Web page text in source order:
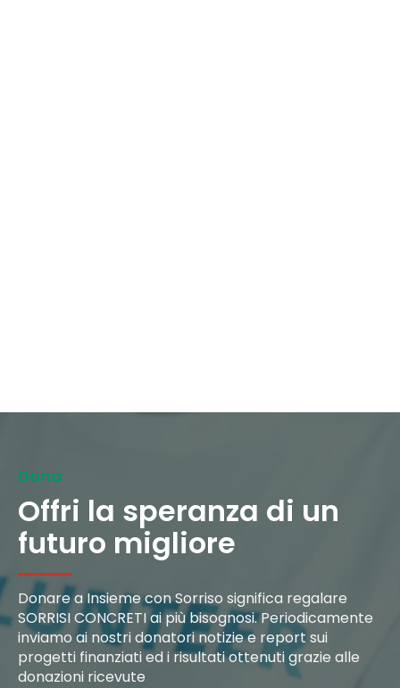
Dona
Offri la speranza di un
futuro migliore
Donare a Insieme con Sorriso significa regalare
SORRISI CONCRETI ai più bisognosi. Periodicamente
inviamo ai nostri donatori notizie e report sui
progetti finanziati ed i risultati ottenuti grazie alle
donazioni ricevute